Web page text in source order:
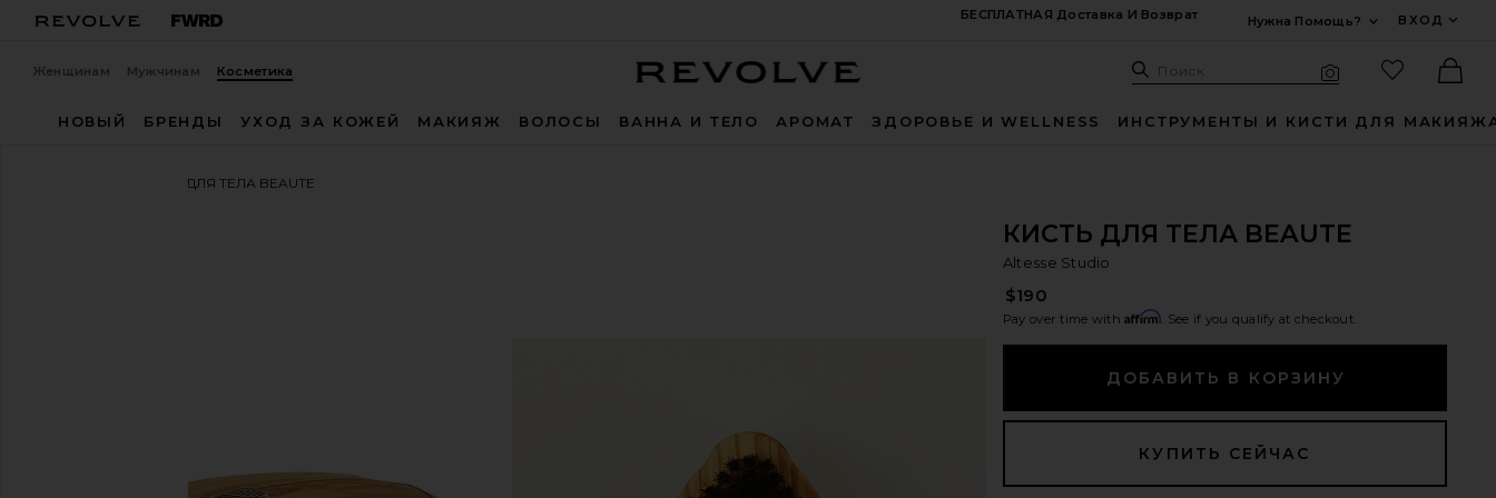
БЕСПЛАТНАЯ Доставка И Возврат
Нужна Помощь?
ВХОД
Женщинам Мужчинам Косметика Поиск: Site
Поиск
НОВЫЙ БРЕНДЫ УХОД ЗА КОЖЕЙ МАКИЯЖ ВОЛОСЫ ВАННА И ТЕЛО АРОМАТ ЗДОРОВЬЕ И WELLNESS ИНСТРУМЕНТЫ И КИСТИ ДЛЯ
КИСТЬ ДЛЯ ТЕЛА BEAUTE
КИСТЬ ДЛЯ ТЕЛА BEAUTE
Altesse Studio
$190
Pay over time withAffirm . See if you qualify at checkout.